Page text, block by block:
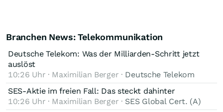
Branchen News: Telekommunikation
Deutsche Telekom: Was der Milliarden-Schritt jetzt
auslöst
10:26 Uhr · Maximilian Berger · Deutsche Telekom
SES-Aktie im freien Fall: Das steckt dahinter
10:26 Uhr · Maximilian Berger · SES Global Cert. (A)